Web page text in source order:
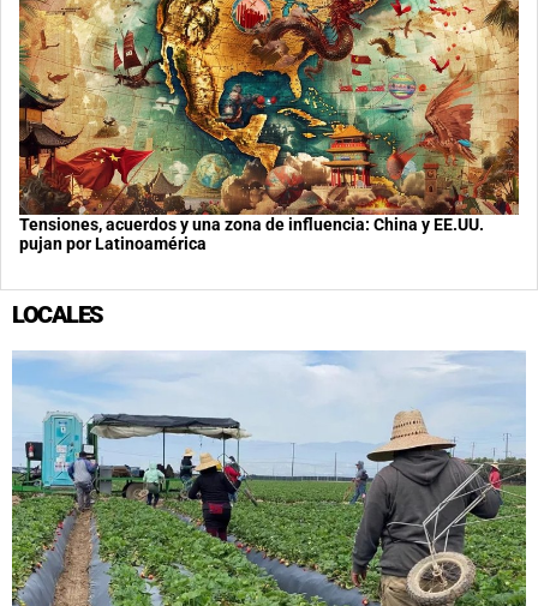
Tensiones, acuerdos y una zona de influencia: China y EE.UU.
pujan por Latinoamérica
LOCALES